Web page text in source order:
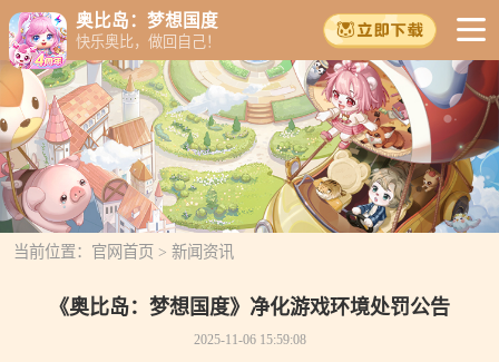
奥比岛：梦想国度
快乐奥比，做回自己！
当前位置： 官网首页 > 新闻资讯
《奥比岛：梦想国度》净化游戏环境处罚公告
2025-11-06 15:59:08